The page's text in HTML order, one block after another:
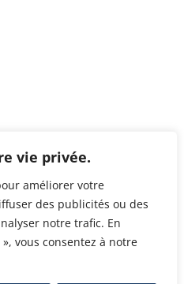
vie privée.
améliorer votre
des publicités ou des
notre trafic. En
vous consentez à notre
- Conception & Design